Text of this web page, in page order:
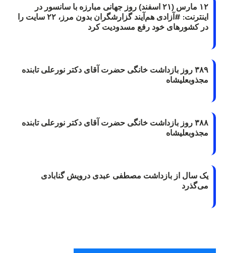
۱۲ مارس (۲۱ اسفند) روز جهانی مبارزه با سانسور در
اینترنت: #آزادی هم‌آیند گزارشگران‌ بدون مرز، ۲۲ سایت را
در کشورهای خود رفع مسدودیت کرد
۳۸۹ روز بازداشت خانگی حضرت آقای دکتر نورعلی تابنده
مجذوبعلیشاه
۳۸۸ روز بازداشت خانگی حضرت آقای دکتر نورعلی تابنده
مجذوبعلیشاه
یک سال از بازداشت مصطفی عبدی درویش گنابادی
می‌گذرد